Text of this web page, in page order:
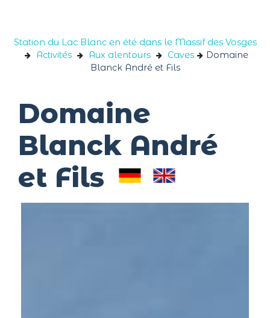
Station du Lac Blanc en été dans le Massif des Vosges
Activités
Aux alentours Caves
Domaine
Blanck André et Fils
Domaine
Blanck André
et Fils